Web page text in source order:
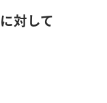
対して